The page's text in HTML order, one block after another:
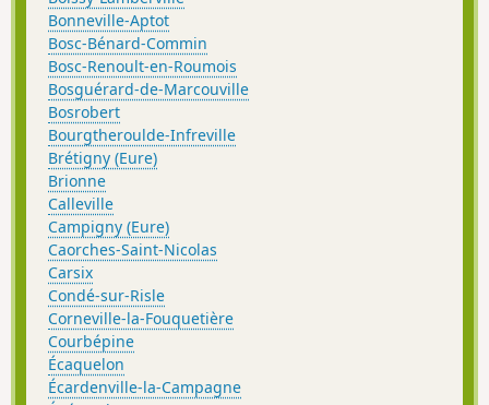
Bonneville-Aptot
Bosc-Bénard-Commin
Bosc-Renoult-en-Roumois
Bosguérard-de-Marcouville
Bosrobert
Bourgtheroulde-Infreville
Brétigny (Eure)
Brionne
Calleville
Campigny (Eure)
Caorches-Saint-Nicolas
Carsix
Condé-sur-Risle
Corneville-la-Fouquetière
Courbépine
Écaquelon
Écardenville-la-Campagne